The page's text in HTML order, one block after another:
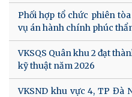
Phối hợp tổ chức phiên
vụ án hành chính phúc
VKSQS Quân khu 2 đạt
kỹ thuật năm 2026
VKSND khu vực 4, TP Đà